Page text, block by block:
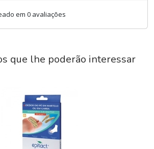
em 0 avaliações
que lhe poderão interessar